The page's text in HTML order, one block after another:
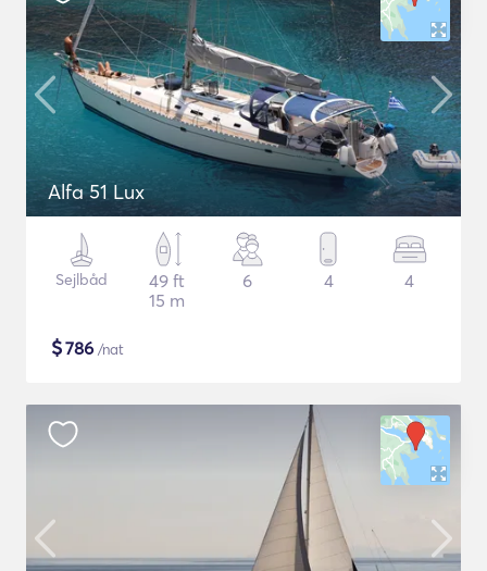
Alfa 51 Lux
Sejlbåd
49 ft
15 m
6 4 4
$786 /nat